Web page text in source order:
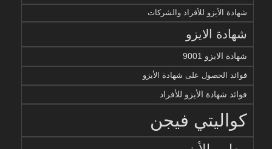
شهادة الأيزو للأفراد والشركات
شهادة الايزو
شهادة الايزو 9001
فوائد الحصول على شهادة الأيزو
فوائد شهادة الأيزو للأفراد
كواليتي فيجن